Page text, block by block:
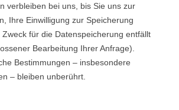
verbleiben bei uns, bis Sie uns zur
Ihre Einwilligung zur Speicherung
für die Datenspeicherung entfällt
Bearbeitung Ihrer Anfrage).
Bestimmungen – insbesondere
– bleiben unberührt.